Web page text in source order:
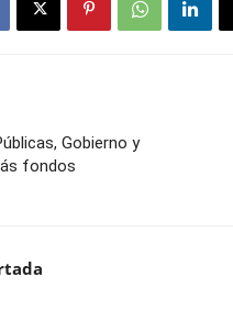
Gobierno y
fondos